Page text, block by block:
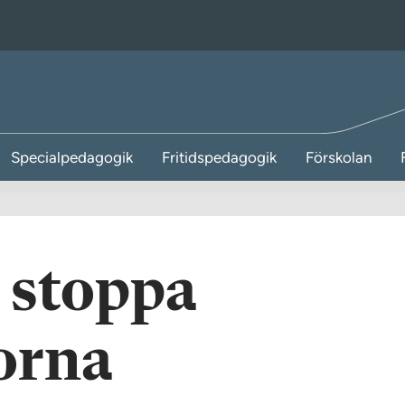
Specialpedagogik Fritidspedagogik Förskolan